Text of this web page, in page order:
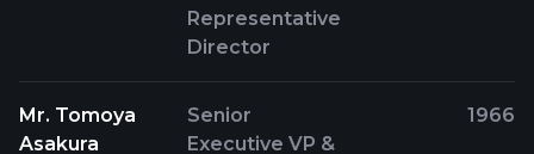
Representative
Director
Mr. Tomoya
Asakura
Senior
Executive VP &
1966